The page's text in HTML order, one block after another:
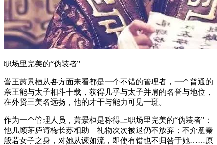
职场里完美的“伪装者”
誉王萧景桓从各方面来看都是一个不错的管理者，一个普通的
亲王能与太子相斗十载，获得几乎与太子并肩的名誉与地位，
在外贤王美名远扬，他的才干与能力可见一斑。
作为一个管理人员，萧景桓是称得上职场里完美的“伪装者”：
他几顾茅庐请梅长苏相助，礼物次次被退仍不放弃；不介意秦
般若女子之身，对她从谏如流，即使有错也不归咎于她……原